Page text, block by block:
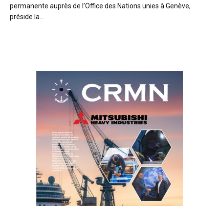
permanente auprès de l’Office des Nations unies à Genève,
préside la…